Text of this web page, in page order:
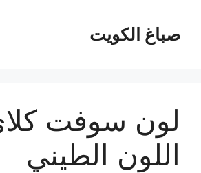
المحتوىصباغ الكويت
لون سوفت
اللون الطيني